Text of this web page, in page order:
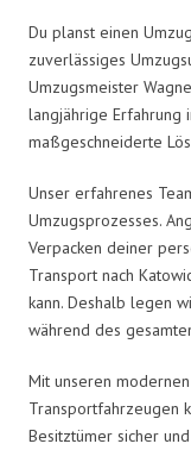
Du planst einen
zuverlässiges
Umzugsmeister
langjährige Erfahrung
maßgeschneiderte
Unser erfahrenes
Umzugsprozesses.
Verpacken deiner
Transport nach
kann. Deshalb legen
während des
Mit unseren
Transportfahrzeugen
Besitztümer sicher